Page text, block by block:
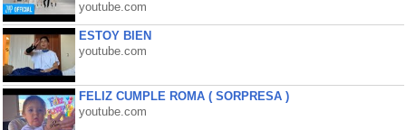
youtube.com
ESTOY BIEN
youtube.com
FELIZ CUMPLE ROMA ( SORPRESA )
youtube.com